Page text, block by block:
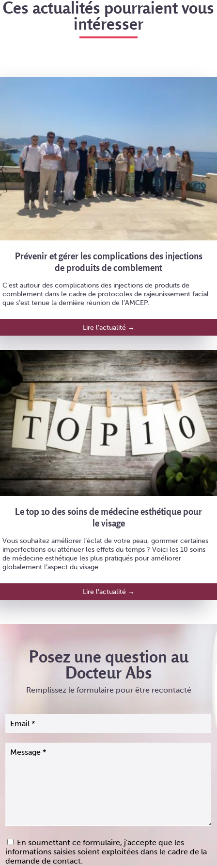
Ces actualités pourraient vous
intéresser
Prévenir et gérer les complications des injections
de produits de comblement
C’est autour des complications des injections de produits de
comblement dans le cadre de protocoles de rajeunissement facial
que s’est tenue la dernière réunion de l’AMCEP.
Lire l'actualité →
Le top 10 des soins de médecine esthétique pour
le visage
Vous souhaitez améliorer l’éclat de votre peau, gommer certaines
imperfections ou atténuer les effets du temps ? Voici les 10 soins
de médecine esthétique les plus pratiqués pour améliorer
globalement l’aspect du visage.
Lire l'actualité →
Posez une question au
Docteur Abs
Remplissez le formulaire pour être recontacté
En soumettant ce formulaire, j'accepte que les
informations saisies soient exploitées dans le cadre de la
demande de contact.